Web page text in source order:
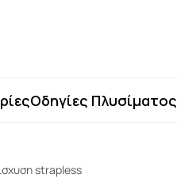
Οδηγίες Πλυσίματος
strapless